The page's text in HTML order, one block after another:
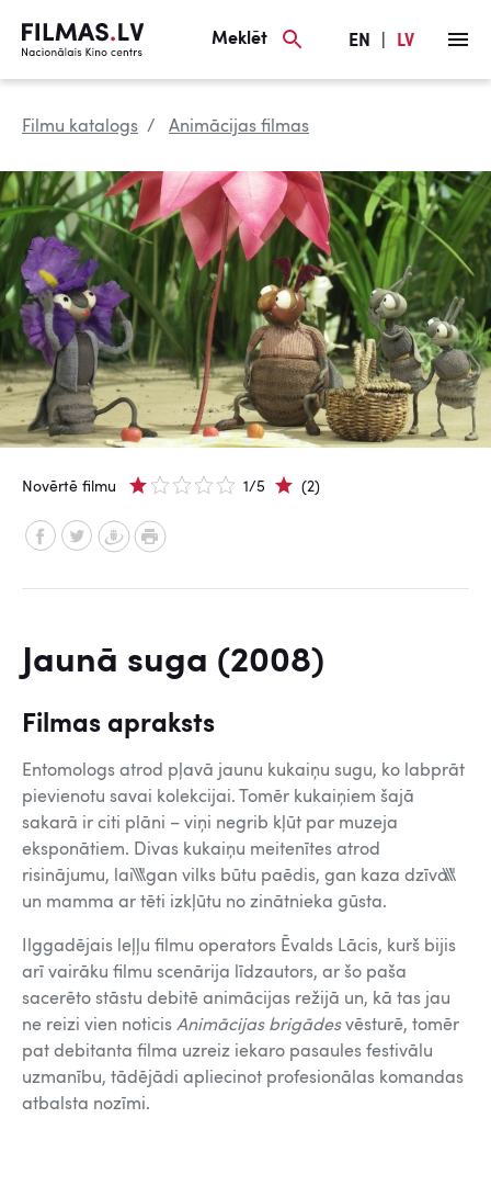
Meklēt EN LV
Filmu katalogs Animācijas filmas
Novērtē filmu 1/5 (2)
Jaunā suga (2008)
Filmas apraksts
Entomologs atrod p ļavā jaunu kukaiņu sugu, ko labprāt
pievienotu savai kolekcijai. Tomēr kukaiņiem šajā
sakarā ir citi plāni – viņi negrib kļūt par muzeja
eksponātiem. Divas kukaiņu meitenītes atrod
risinājumu, lai \\\"gan vilks būtu paēdis, gan kaza dzīva\\\"
un mamma ar tēti izkļūtu no zinātnieka gūsta.
Ilggadējais leļļu filmu operators Ēvalds Lācis, kurš bijis
arī vairāku filmu scenārija līdzautors, ar šo paša
sacerēto stāstu debitē animācijas režijā un, kā tas jau
ne reizi vien noticis Animācijas brigādesvēsturē, tomēr
pat debitanta filma uzreiz iekaro pasaules festivālu
uzmanību, tādējādi apliecinot profesionālas komandas
atbalsta nozīmi.